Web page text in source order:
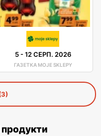
5-12 СЕРП. 2026
ГАЗЕТКА MOJE SKLEPY